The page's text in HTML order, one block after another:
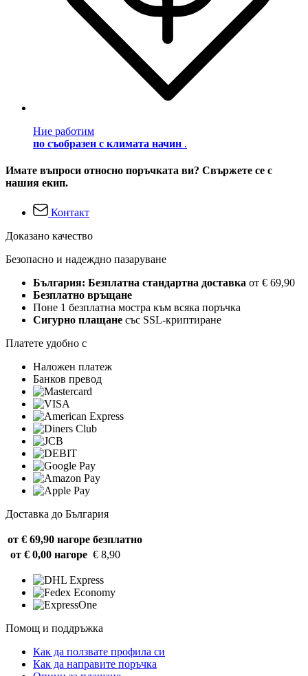
Ние работим
по съобразен с климата начин .
Имате въпроси относно поръчката ви? Свържете се с
нашия екип.
Контакт
Доказано качество
Безопасно и надеждно пазаруване
България: Безплатна стандартна доставка от € 69,90
Безплатно връщане
Поне 1 безплатна мостра към всяка поръчка
Сигурно плащане със SSL-криптиране
Платете удобно с
Наложен платеж
Банков превод
Доставка до България
от € 69,90 нагоре безплатно
от € 0,00 нагоре € 8,90
Помощ и поддръжка
Как да ползвате профила си
Как да направите поръчка